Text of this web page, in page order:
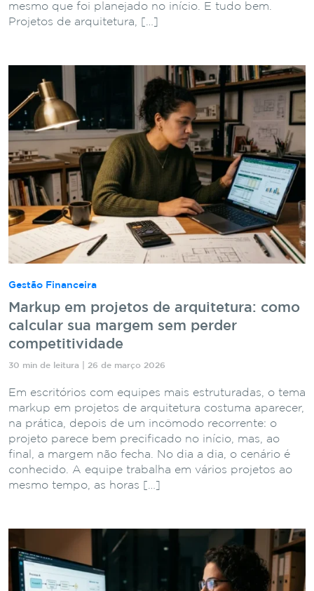
mesmo que foi planejado no início. E tudo bem.
Projetos de arquitetura, […]
Gestão Financeira
Markup em projetos de arquitetura: como
calcular sua margem sem perder
competitividade
30 min de leitura | 26 de março 2026
Em escritórios com equipes mais estruturadas, o tema
markup em projetos de arquitetura costuma aparecer,
na prática, depois de um incômodo recorrente: o
projeto parece bem precificado no início, mas, ao
final, a margem não fecha. No dia a dia, o cenário é
conhecido. A equipe trabalha em vários projetos ao
mesmo tempo, as horas […]